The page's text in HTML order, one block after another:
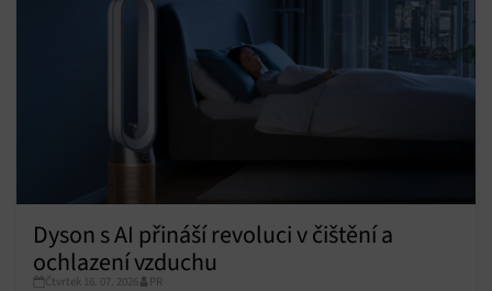
Dyson s AI přináší revoluci v čištění a
ochlazení vzduchu
Čtvrtek 16. 07. 2026 PR